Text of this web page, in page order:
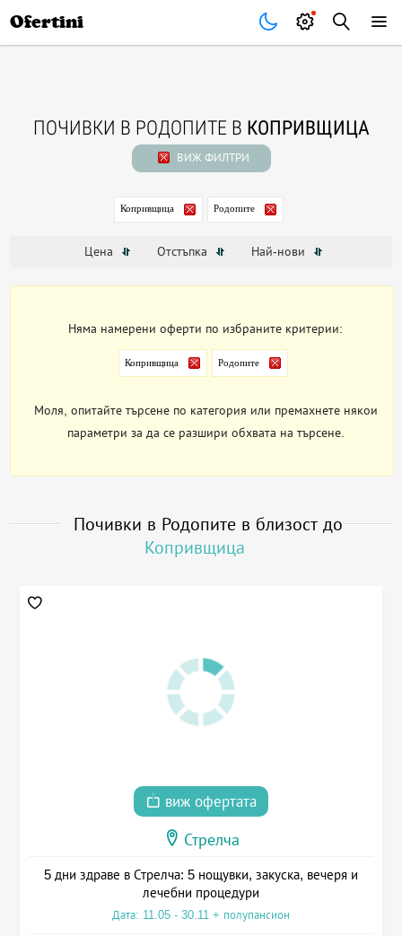
Ofertini
ПОЧИВКИ В РОДОПИТЕ В КОПРИВЩИЦА
ВИЖ ФИЛТРИ
Копривщица Родопите
Цена Отстъпка Най-нови
Няма намерени оферти по избраните критерии:
Копривщица Родопите
Моля, опитайте търсене по категория или премахнете някои
параметри за да се разшири обхвата на търсене.
Почивки в Родопите в близост до
Копривщица
виж офертата
Стрелча
5 дни здраве в Стрелча: 5 нощувки, закуска, вечеря и
лечебни процедури
Дата: 11.05 - 30.11 + полупансион